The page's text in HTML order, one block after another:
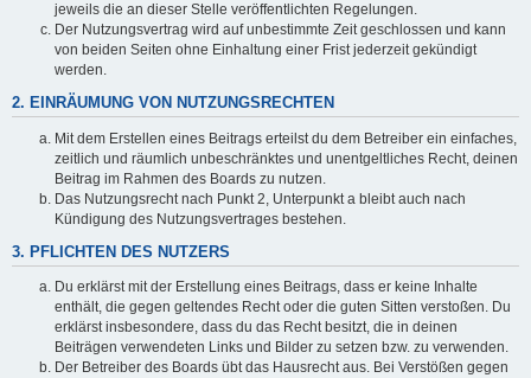
jeweils die an dieser Stelle veröffentlichten Regelungen.
Der Nutzungsvertrag wird auf unbestimmte Zeit geschlossen und kann
von beiden Seiten ohne Einhaltung einer Frist jederzeit gekündigt
werden.
2. EINRÄUMUNG VON NUTZUNGSRECHTEN
Mit dem Erstellen eines Beitrags erteilst du dem Betreiber ein einfaches,
zeitlich und räumlich unbeschränktes und unentgeltliches Recht, deinen
Beitrag im Rahmen des Boards zu nutzen.
Das Nutzungsrecht nach Punkt 2, Unterpunkt a bleibt auch nach
Kündigung des Nutzungsvertrages bestehen.
3. PFLICHTEN DES NUTZERS
Du erklärst mit der Erstellung eines Beitrags, dass er keine Inhalte
enthält, die gegen geltendes Recht oder die guten Sitten verstoßen. Du
erklärst insbesondere, dass du das Recht besitzt, die in deinen
Beiträgen verwendeten Links und Bilder zu setzen bzw. zu verwenden.
Der Betreiber des Boards übt das Hausrecht aus. Bei Verstößen gegen